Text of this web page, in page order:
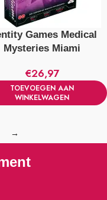
Games Medical
Mysteries Miami
€26,97
TOEVOEGEN AAN
WINKELWAGEN
→